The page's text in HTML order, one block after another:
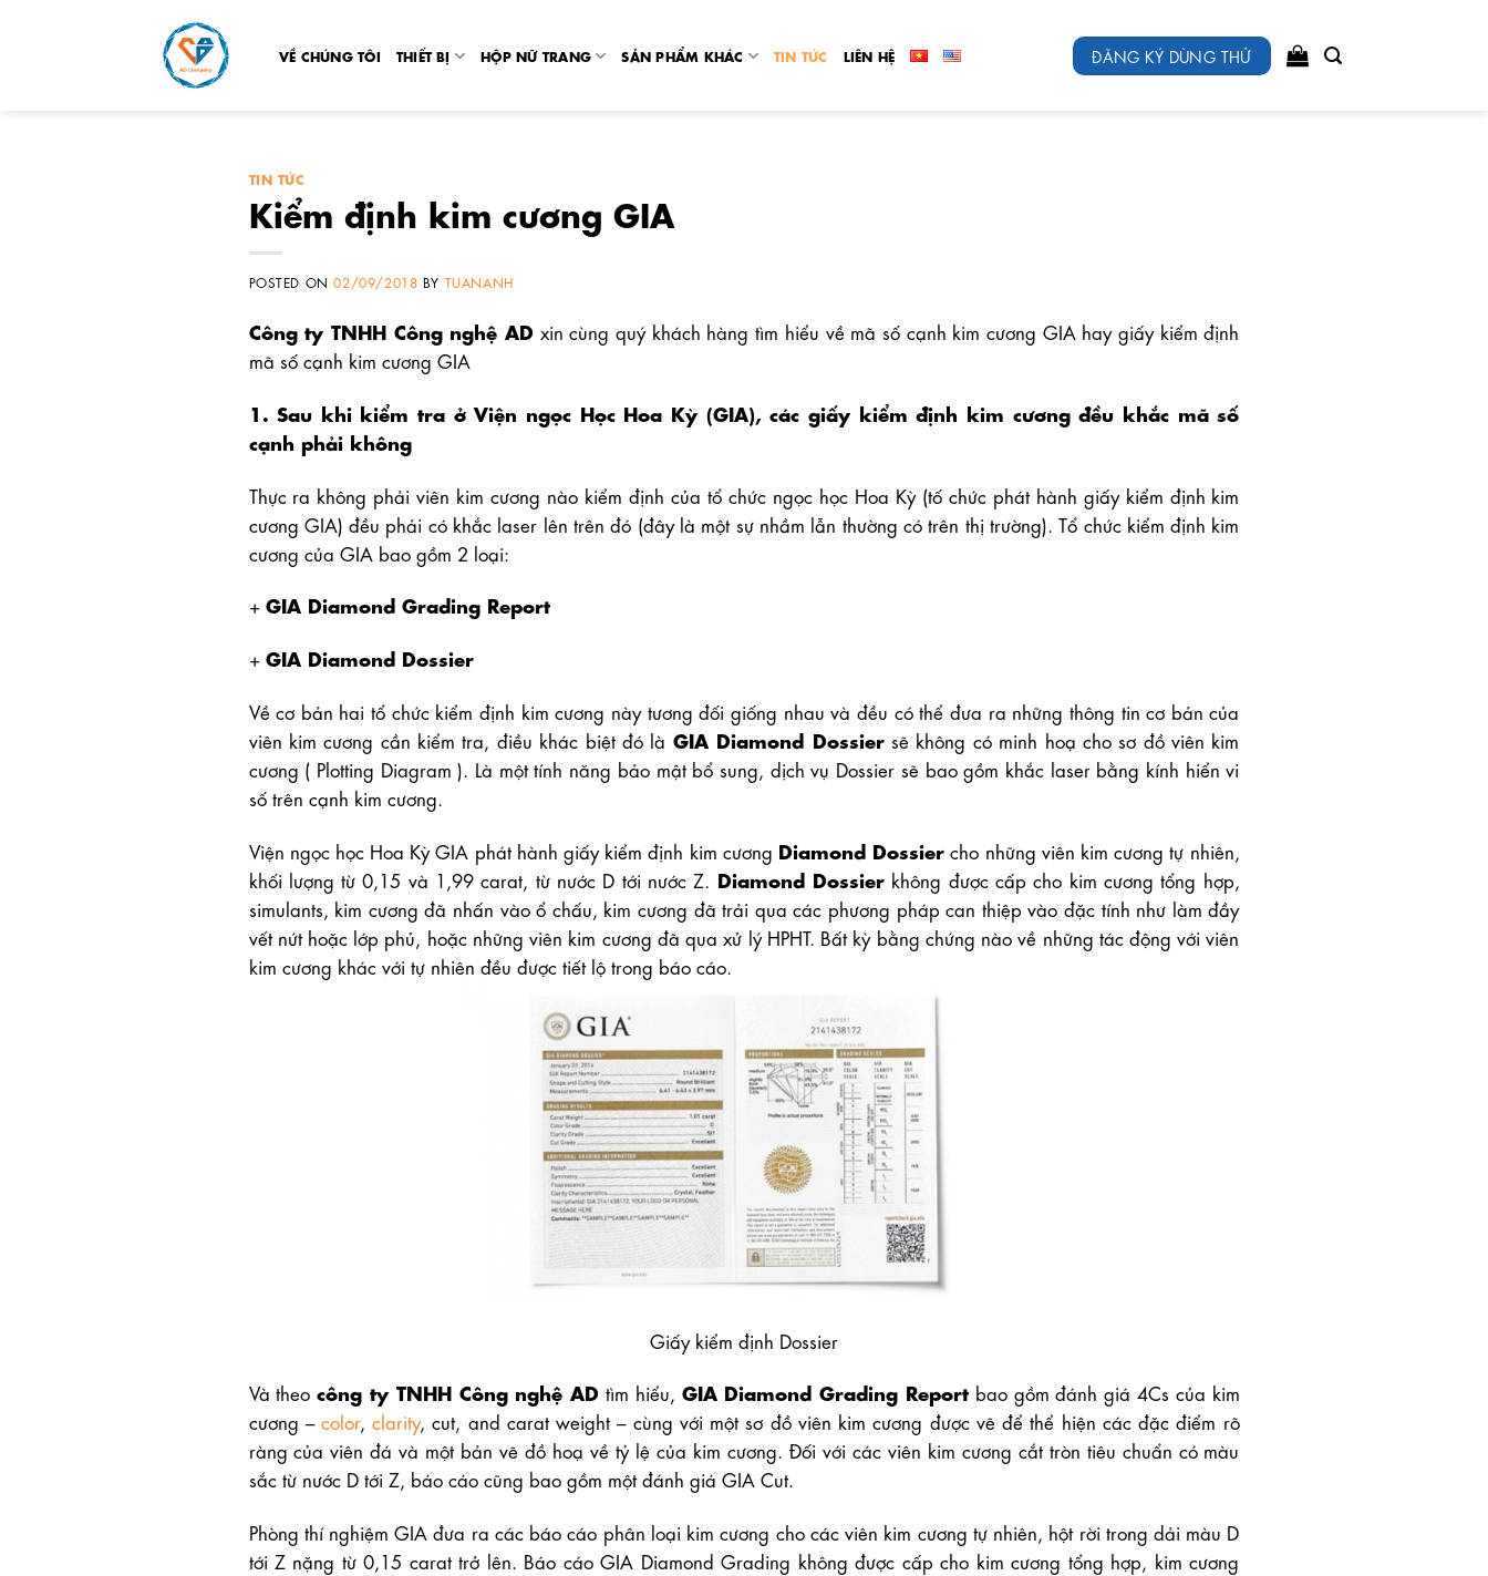
VỀ CHÚNG TÔI THIẾT BỊ HỘP NỮ TRANG SẢN PHẨM KHÁC TIN TỨC LIÊN HỆ ĐĂNG KÝ DÙNG THỬ
TIN TỨC
Kiểm định kim cương GIA
POSTED ON02/09/2018 BY TUANANH
Công ty TNHH Công nghệ ADxin cùng quý khách hàng tìm hiểu về mã số cạnh kim cương GIA hay giấy kiểm định
mã số cạnh kim cương GIA
1. Sau khi kiểm tra ở Viện ngọc Học Hoa Kỳ (GIA), các giấy kiểm định kim cương đều khắc mã số
cạnh phải không
Thực ra không phải viên kim cương nào kiểm định của tổ chức ngọc học Hoa Kỳ (tố chức phát hành giấy kiểm định kim
cương GIA) đều phải có khắc laser lên trên đó (đây là một sự nhầm lẫn thường có trên thị trường). Tổ chức kiểm định kim
cương của GIA bao gồm 2 loại:
+ GIA Diamond Grading Report
+ GIA Diamond Dossier
Về cơ bản hai tổ chức kiểm định kim cương này tương đối giống nhau và đều có thể đưa ra những thông tin cơ bản của
viên kim cương cần kiểm tra, điều khác biệt đó là GIA Diamond Dossiersẽ không có minh hoạ cho sơ đồ viên kim
cương ( Plotting Diagram ). Là một tính năng bảo mật bổ sung, dịch vụ Dossier sẽ bao gồm khắc laser bằng kính hiển vi
số trên cạnh kim cương.
Viện ngọc học Hoa Kỳ GIA phát hành giấy kiểm định kim cương Diamond Dossier cho những viên kim cương tự nhiên,
khối lượng từ 0,15 và 1,99 carat, từ nước D tới nước Z. Diamond Dossierkhông được cấp cho kim cương tổng hợp,
simulants, kim cương đã nhấn vào ổ chấu, kim cương đã trải qua các phương pháp can thiệp vào đặc tính như làm đầy
vết nứt hoặc lớp phủ, hoặc những viên kim cương đã qua xử lý HPHT. Bất kỳ bằng chứng nào về những tác động với viên
kim cương khác với tự nhiên đều được tiết lộ trong báo cáo.
Giấy kiểm định Dossier
Và theocông ty TNHH Công nghệ AD tìm hiểu, GIA Diamond Grading Reportbao gồm đánh giá 4Cs của kim
cương – color,clarity, cut, and carat weight – cùng với một sơ đồ viên kim cương được vẽ để thể hiện các đặc điểm rõ
ràng của viên đá và một bản vẽ đồ hoạ về tỷ lệ của kim cương. Đối với các viên kim cương cắt tròn tiêu chuẩn có màu
sắc từ nước D tới Z, báo cáo cũng bao gồm một đánh giá GIA Cut.
Phòng thí nghiệm GIA đưa ra các báo cáo phân loại kim cương cho các viên kim cương tự nhiên, hột rời trong dải màu D
tới Z nặng từ 0,15 carat trở lên. Báo cáo GIA Diamond Grading không được cấp cho kim cương tổng hợp, kim cương